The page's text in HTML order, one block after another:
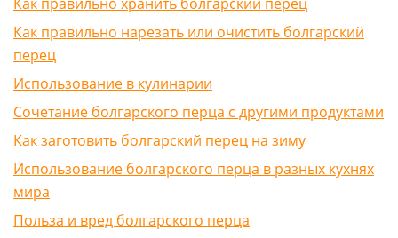
Как правильно нарезать или очистить болгарский
перец
Использование в кулинарии
Сочетание болгарского перца с другими продуктами
Как заготовить болгарский перец на зиму
Использование болгарского перца в разных кухнях
мира
Польза и вред болгарского перца